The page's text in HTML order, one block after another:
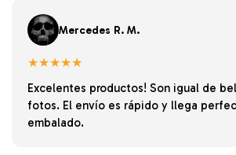
Mercedes R. M.
★★★★★
Excelentes productos! Son igual de
fotos. El envío es rápido y llega
embalado.